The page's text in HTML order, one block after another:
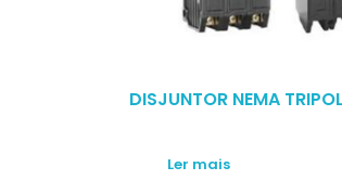
DISJUNTOR NEMA
Ler mais